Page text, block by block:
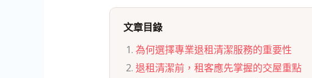
文章目錄
為何選擇專業退租清潔服務的重要性
退租清潔前，租客應先掌握的交屋重點